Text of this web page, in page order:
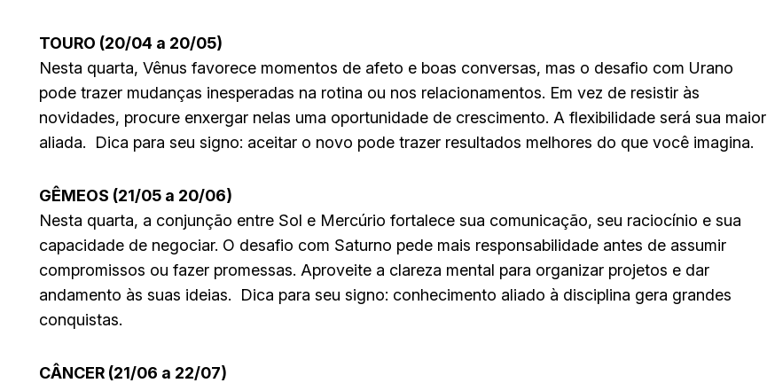
TOURO (20/04 a 20/05)
Nesta quarta, Vênus favorece momentos de afeto e boas conversas, mas o desafio com Urano
pode trazer mudanças inesperadas na rotina ou nos relacionamentos. Em vez de resistir às
novidades, procure enxergar nelas uma oportunidade de crescimento. A flexibilidade será sua maior
aliada. Dica para seu signo: aceitar o novo pode trazer resultados melhores do que você imagina.
GÊMEOS (21/05 a 20/06)
Nesta quarta, a conjunção entre Sol e Mercúrio fortalece sua comunicação, seu raciocínio e sua
capacidade de negociar. O desafio com Saturno pede mais responsabilidade antes de assumir
compromissos ou fazer promessas. Aproveite a clareza mental para organizar projetos e dar
andamento às suas ideias. Dica para seu signo: conhecimento aliado à disciplina gera grandes
conquistas.
CÂNCER (21/06 a 22/07)